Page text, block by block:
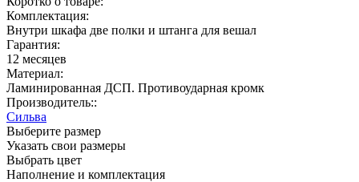
Комплектация:
Внутри шкафа две полки и штанга для вешал
Гарантия:
12 месяцев
Материал:
Ламинированная ДСП. Противоударная кромк
Производитель::
Сильва
Выберите размер
Указать свои размеры
Выбрать цвет
Наполнение и комплектация